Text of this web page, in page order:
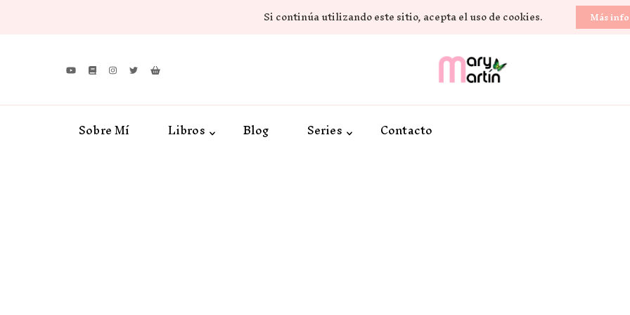
Si continúa utilizando este sitio, acepta el uso de cookies. Más
Novela Romántica y Lifestyle
Sobre Mí Libros Blog Series Contacto